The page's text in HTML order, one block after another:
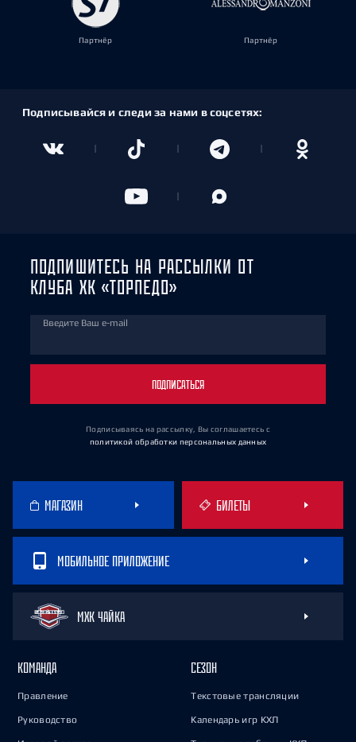
Партнёр Партнёр
Подписывайся и следи за нами в соцсетях:
ПОДПИШИТЕСЬ НА РАССЫЛКИ ОТ
КЛУБА ХК «ТОРПЕДО»
Введите Ваш e-mail
ПОДПИСАТЬСЯ
Подписываясь на рассылку, Вы соглашаетесь с
политикой обработки персональных данных
МАГАЗИН БИЛЕТЫ
МОБИЛЬНОЕ ПРИЛОЖЕНИЕ
МХК ЧАЙКА
КОМАНДА
Правление
Руководство
СЕЗОН
Текстовые трансляции
Календарь игр КХЛ